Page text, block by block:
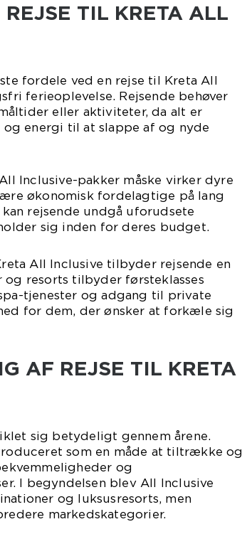
TIL KRETA ALL
fordele ved en rejse til Kreta All
ferieoplevelse. Rejsende behøver
eller aktiviteter, da alt er
energi til at slappe af og nyde
Inclusive-pakker måske virker dyre
økonomisk fordelagtige på lang
rejsende undgå uforudsete
sig inden for deres budget.
All Inclusive tilbyder rejsende en
og resorts tilbyder førsteklasses
tjenester og adgang til private
for dem, der ønsker at forkæle sig
AF REJSE TIL KRETA
sig betydeligt gennem årene.
som en måde at tiltrække og
og
I begyndelsen blev All Inclusive
og luksusresorts, men
markedskategorier.